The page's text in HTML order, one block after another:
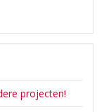
projecten!